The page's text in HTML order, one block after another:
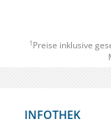
1 Preise inklusive
INFOTHEK